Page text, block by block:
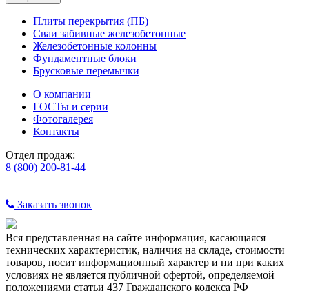
Плиты перекрытия (ПБ)
Сваи забивные железобетонные
Железобетонные колонны
Фундаментные блоки
Брусковые перемычки
О компании
ГОСТы и серии
Фотогалерея
Контакты
Отдел продаж:
8 (800) 200-81-44
Заказать звонок
Вся представленная на сайте информация, касающаяся
технических характеристик, наличия на складе, стоимости
товаров, носит информационный характер и ни при каких
условиях не является публичной офертой, определяемой
положениями статьи 437 Гражданского кодекса РФ